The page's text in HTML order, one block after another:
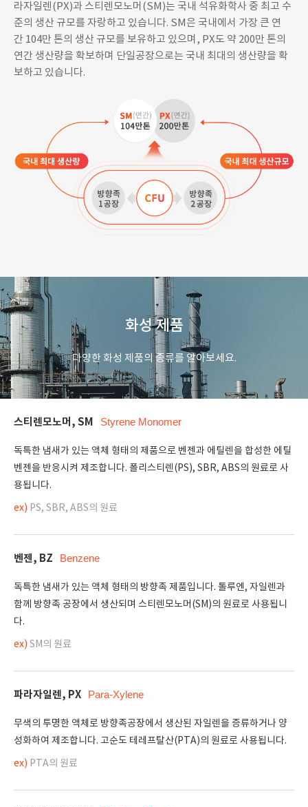
라자일렌(PX)과 스티렌모노머(SM)는 국내 석유화학사 중 최고 수
준의 생산 규모를 자랑하고 있습니다. SM은 국내에서 가장 큰 연
간 104만 톤의 생산 규모를 보유하고 있으며, PX도 약 200만 톤의
연간 생산량을 확보하며 단일공장으로는 국내 최대의 생산량을 확
보하고 있습니다.
화성 제품
다양한 화성 제품의 종류를 알아보세요.
스티렌모노머, SM Styrene Monomer
독특한 냄새가 있는 액체 형태의 제품으로 벤젠과 에틸렌을 합성한 에틸
벤젠을 반응시켜 제조합니다. 폴리스티렌(PS), SBR, ABS의 원료로 사
용됩니다.
ex) PS, SBR, ABS의 원료
벤젠, BZ Benzene
독특한 냄새가 있는 액체 형태의 방향족 제품입니다. 톨루엔, 자일렌과
함께 방향족 공장에서 생산되며 스티렌모노머(SM)의 원료로 사용됩니
다.
ex) SM의 원료
파라자일렌, PX Para-Xylene
무색의 투명한 액체로 방향족공장에서 생산된 자일렌을 증류하거나 양
성화하여 제조합니다. 고순도 테레프탈산(PTA)의 원료로 사용됩니다.
ex) PTA의 원료